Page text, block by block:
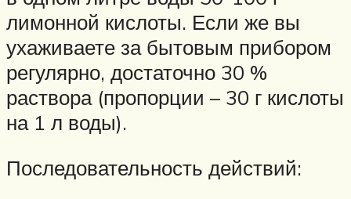
лимонной кислоты. Если же вы
ухаживаете за бытовым прибором
регулярно, достаточно 30 %
раствора (пропорции – 30 г кислоты
на 1 л воды).
Последовательность действий: